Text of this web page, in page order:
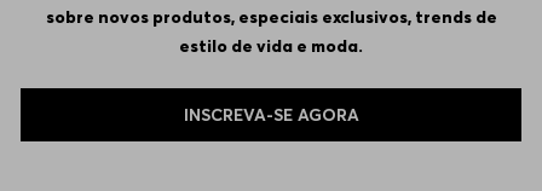
sobre novos produtos, especiais exclusivos, trends de
estilo de vida e moda.
INSCREVA-SE AGORA